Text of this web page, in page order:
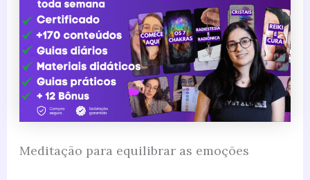
Meditação para equilibrar as emoções